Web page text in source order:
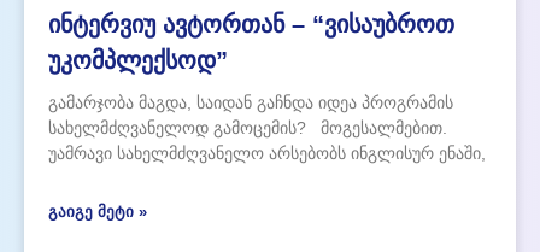
ინტერვიუ ავტორთან – “ვისაუბროთ
უკომპლექსოდ”
გამარჯობა მაგდა, საიდან გაჩნდა იდეა პროგრამის
სახელმძღვანელოდ გამოცემის? მოგესალმებით.
უამრავი სახელმძღვანელო არსებობს ინგლისურ ენაში,
მოსწავლეებს ინგლისური ენის გრამატიკა,
ᲒᲐᲘᲒᲔ ᲛᲔᲢᲘ »